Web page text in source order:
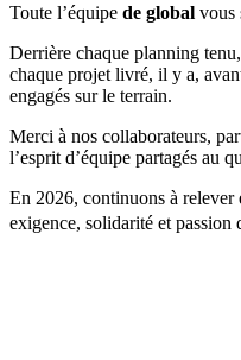
Toute l’équipe de global vous
Derrière chaque planning
chaque projet livré, il y a,
engagés sur le terrain.
Merci à nos collaborateurs,
l’esprit d’équipe partagés au
En 2026, continuons à relever
exigence, solidarité et